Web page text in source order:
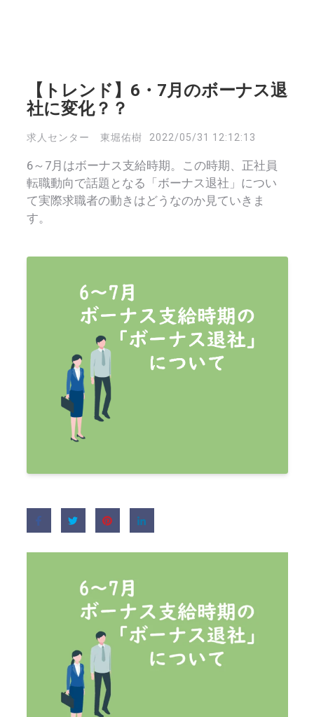
【トレンド】6・7月のボーナス退
社に変化？？
求人センター 東堀佑樹 2022/05/31 12:12:13
6～7月はボーナス支給時期。この時期、正社員
転職動向で話題となる「ボーナス退社」につい
て実際求職者の動きはどうなのか見ていきま
す。